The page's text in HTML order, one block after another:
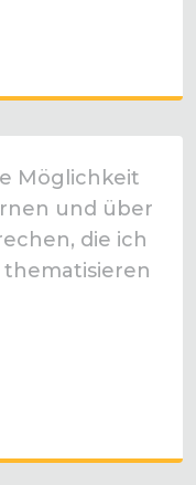
Möglichkeit
und über
die ich